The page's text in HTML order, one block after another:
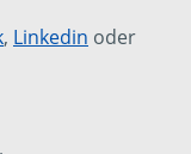
, Linkedin oder